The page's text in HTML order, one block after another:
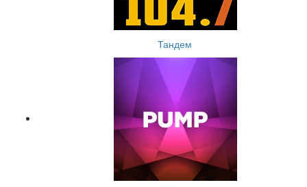
Тандем